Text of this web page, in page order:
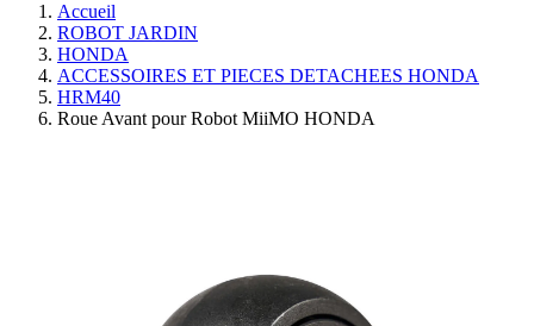
Accueil
ROBOT JARDIN
HONDA
ACCESSOIRES ET PIECES DETACHEES HONDA
HRM40
Roue Avant pour Robot MiiMO HONDA